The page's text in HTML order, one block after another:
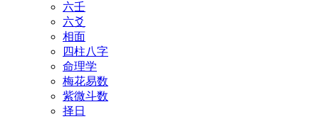
六壬
六爻
相面
四柱八字
命理学
梅花易数
紫微斗数
择日